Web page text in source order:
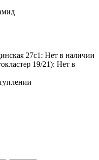
27с1: Нет в наличии
19/21): Нет в